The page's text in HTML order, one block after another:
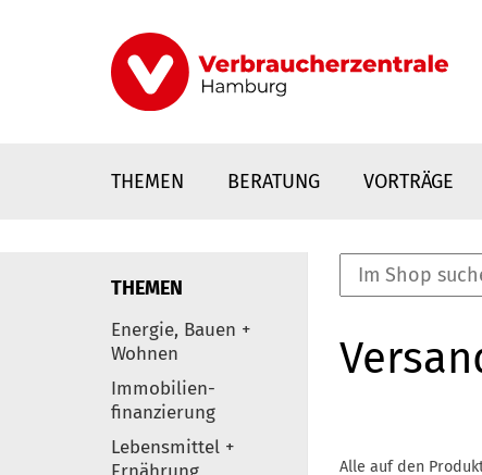
THEMEN BERATUNG VORTRÄGE
Elemente
THEMEN
Energie, Bauen +
Wohnen
Immobilien-
finanzierung
Lebensmittel +
Alle auf den